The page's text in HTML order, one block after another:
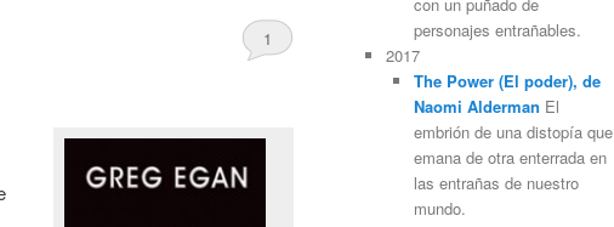
1
personajes entrañables.
2017
The Power (El poder), de
Naomi Alderman El
embrión de una distopía que
emana de otra enterrada en
las entrañas de nuestro
mundo.